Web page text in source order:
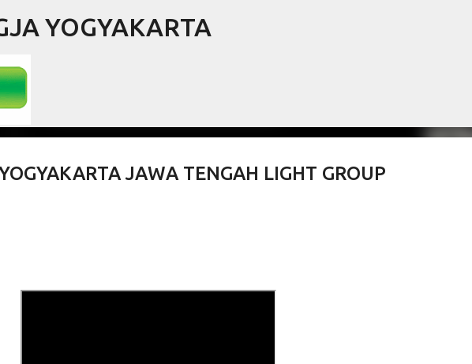
Langsung ke konten utama
YOGYAKARTA
JAWA TENGAH LIGHT GROUP